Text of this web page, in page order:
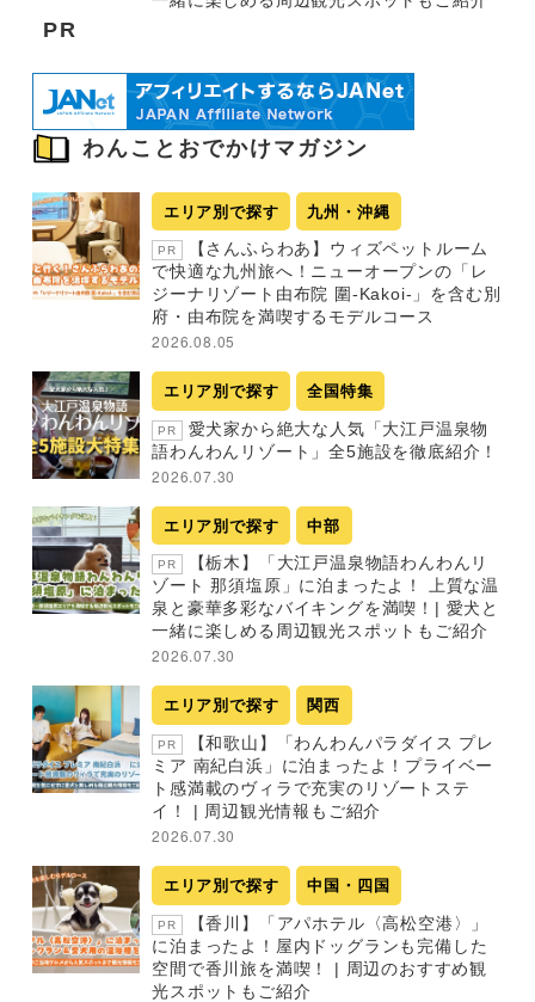
PR
わんことおでかけマガジン
エリア別で探す 九州・沖縄
PR
【さんふらわあ】ウィズペットルーム
で快適な九州旅へ！ニューオープンの「レ
ジーナリゾート由布院 圍-Kakoi-」を含む別
府・由布院を満喫するモデルコース
2026.08.05
エリア別で探す 全国特集
PR
愛犬家から絶大な人気「大江戸温泉物
語わんわんリゾート」全5施設を徹底紹介！
2026.07.30
エリア別で探す 中部
PR
【栃木】「大江戸温泉物語わんわんリ
ゾート 那須塩原」に泊まったよ！ 上質な温
泉と豪華多彩なバイキングを満喫！| 愛犬と
一緒に楽しめる周辺観光スポットもご紹介
2026.07.30
エリア別で探す 関西
PR
【和歌山】「わんわんパラダイス プレ
ミア 南紀白浜」に泊まったよ！プライベー
ト感満載のヴィラで充実のリゾートステ
イ！ | 周辺観光情報もご紹介
2026.07.30
エリア別で探す 中国・四国
PR
【香川】「アパホテル〈高松空港〉」
に泊まったよ！屋内ドッグランも完備した
空間で香川旅を満喫！ | 周辺のおすすめ観
光スポットもご紹介